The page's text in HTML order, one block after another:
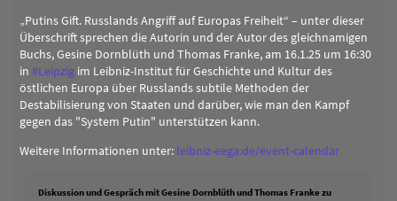
„Putins Gift. Russlands Angriff auf Europas Freiheit“ – unter dieser
Überschrift sprechen die Autorin und der Autor des gleichnamigen
Buchs, Gesine Dornblüth und Thomas Franke, am 16.1.25 um 16:30
in #Leipzig im Leibniz-Institut für Geschichte und Kultur des
östlichen Europa über Russlands subtile Methoden der
Destabilisierung von Staaten und darüber, wie man den Kampf
gegen das "System Putin" unterstützen kann.
Weitere Informationen unter: leibniz-eega.de/event-calendar
Diskussion und Gespräch mit Gesine Dornblüth und Thomas Franke zu